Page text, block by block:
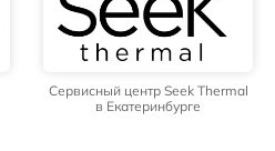
Сервисный центр Seek Thermal
в Екатеринбурге